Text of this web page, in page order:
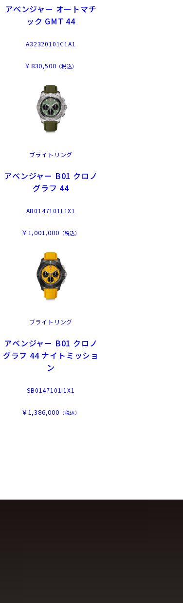
アベンジャー オートマチ
ック GMT 44
A32320101C1A1
￥830,500 （税込）
ブライトリング
アベンジャー B01 クロノ
グラフ 44
AB0147101L1X1
￥1,001,000 （税込）
ブライトリング
アベンジャー B01 クロノ
グラフ 44 ナイトミッショ
ン
SB0147101I1X1
￥1,386,000 （税込）